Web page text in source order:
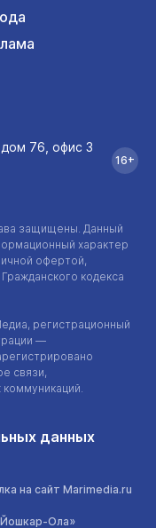
защищены. Данный
характер
офертой,
кодекса
регистрационный
—
связи,
данных
на сайт Marimedia.ru
Ола»
76, офис 3
16+